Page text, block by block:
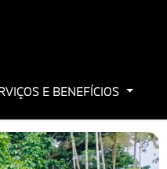
E BENEFÍCIOS